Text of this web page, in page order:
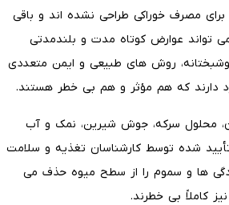
مصرف خوراکی طراحی نشده اند و باقی
تواند عوارض کوتاه مدت و بلندمدتی
روش های طبیعی و ایمن متعددی
دارند که هم مؤثر و هم بی خطر هستند.
محلول سرکه، جوش شیرین، نمک و آب
شده توسط کارشناسان تغذیه و سلامت
ها و سموم را از سطح میوه حذف می
کاملاً بی خطرند.